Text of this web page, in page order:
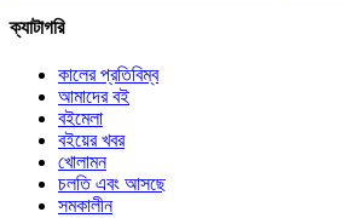
ক্যাটাগরি
কালের প্রতিবিম্ব
আমাদের বই
বইমেলা
বইয়ের খবর
খোলামন
চলতি এবং আসছে
সমকালীন